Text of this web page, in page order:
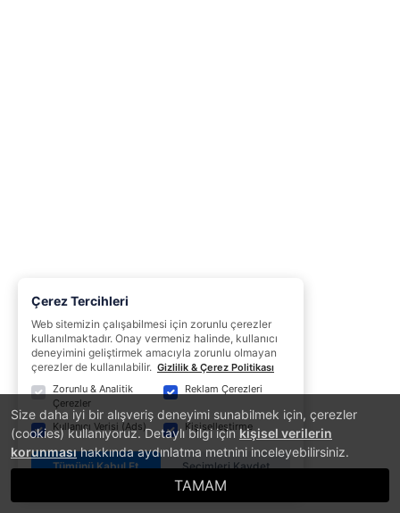
Size daha iyi bir alışveriş deneyimi sunabilmek için, çerezler
(cookies) kullanıyoruz. Detaylı bilgi içinkişisel verilerin
korunmasıhakkında aydınlatma metnini inceleyebilirsiniz.
TAMAM
Çerez Tercihleri
Web sitemizin çalışabilmesi için zorunlu çerezler
kullanılmaktadır. Onay vermeniz halinde, kullanıcı
deneyimini geliştirmek amacıyla zorunlu olmayan
çerezler de kullanılabilir. Gizlilik & Çerez Politikası
Zorunlu & Analitik
Çerezler
Reklam Çerezleri
Kullanıcı Verisi (Ads) Kişiselleştirme
Tümünü Kabul Et Seçimleri Kaydet